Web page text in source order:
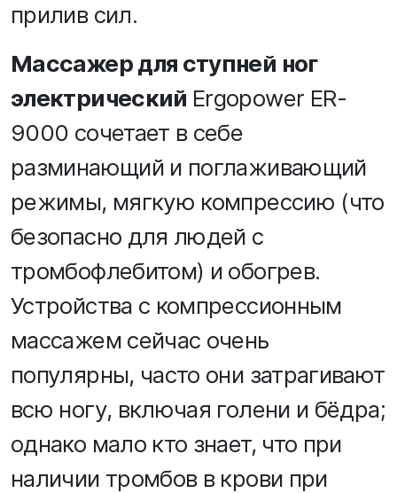
прилив сил.
Массажер для ступней ног
электрический Ergopower ER-
9000 сочетает в себе
разминающий и поглаживающий
режимы, мягкую компрессию (что
безопасно для людей с
тромбофлебитом) и обогрев.
Устройства с компрессионным
массажем сейчас очень
популярны, часто они затрагивают
всю ногу, включая голени и бёдра;
однако мало кто знает, что при
наличии тромбов в крови при